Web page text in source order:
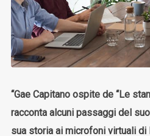
“Gae Capitano ospite de “Le
racconta alcuni passaggi del
sua storia ai microfoni virtuali di